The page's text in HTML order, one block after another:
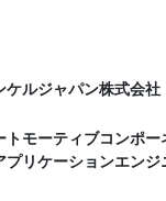
ケルジャパン株式会社
トモーティブコンポ
プリケーションエンジ